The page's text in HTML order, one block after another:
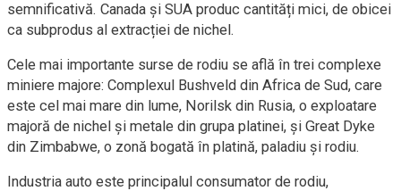
semnificativă. Canada și SUA produc cantități mici, de obicei
ca subprodus al extracției de nichel.
Cele mai importante surse de rodiu se află în trei complexe
miniere majore: Complexul Bushveld din Africa de Sud, care
este cel mai mare din lume, Norilsk din Rusia, o exploatare
majoră de nichel și metale din grupa platinei, și Great Dyke
din Zimbabwe, o zonă bogată în platină, paladiu și rodiu.
Industria auto este principalul consumator de rodiu,